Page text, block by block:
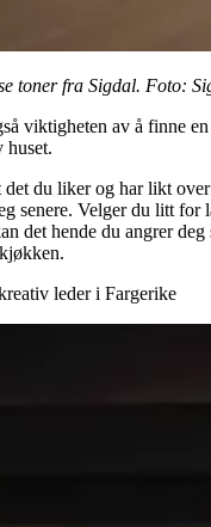
toner fra Sigdal. Foto:
viktigheten av å finne
huset.
du liker og har likt
senere. Velger du litt for
det hende du angrer deg
leder i Fargerike